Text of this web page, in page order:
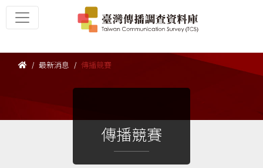
最新消息 傳播競賽
傳播競賽